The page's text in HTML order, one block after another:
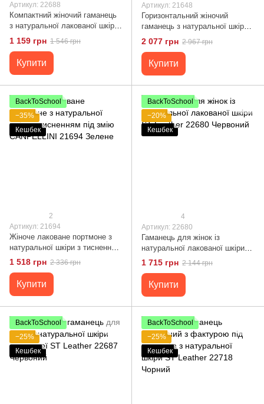
Артикул: 22688
Компактний жіночий гаманець
з натуральної лакованої шкіри
ST Leather 22688 Чорний
1 159 грн 1 546 грн
Купити
Артикул: 21648
Горизонтальний жіночий
гаманець з натуральної шкіри з
тисненням під змію
CANPELLINI 21648
Різнокольоровий
2 077 грн 2 967 грн
Купити
BackToSchool
−35%
Кешбек
2
Артикул: 21694
Жіноче лаковане портмоне з
натуральної шкіри з тисненням
під змію CANPELLINI 21694
1 518 грн 2 336 грн
Купити
BackToSchool
−20%
Кешбек
4
Артикул: 22680
Гаманець для жінок із
натуральної лакованої шкіри
ST Leather 22680 Червоний
1 715 грн 2 144 грн
Купити
BackToSchool
−25%
Кешбек
BackToSchool
−25%
Кешбек